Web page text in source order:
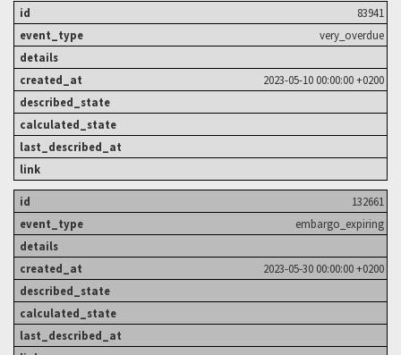
83941
very_overdue
2023-05-10 00:00:00 +0200
132661
embargo_expiring
2023-05-30 00:00:00 +0200